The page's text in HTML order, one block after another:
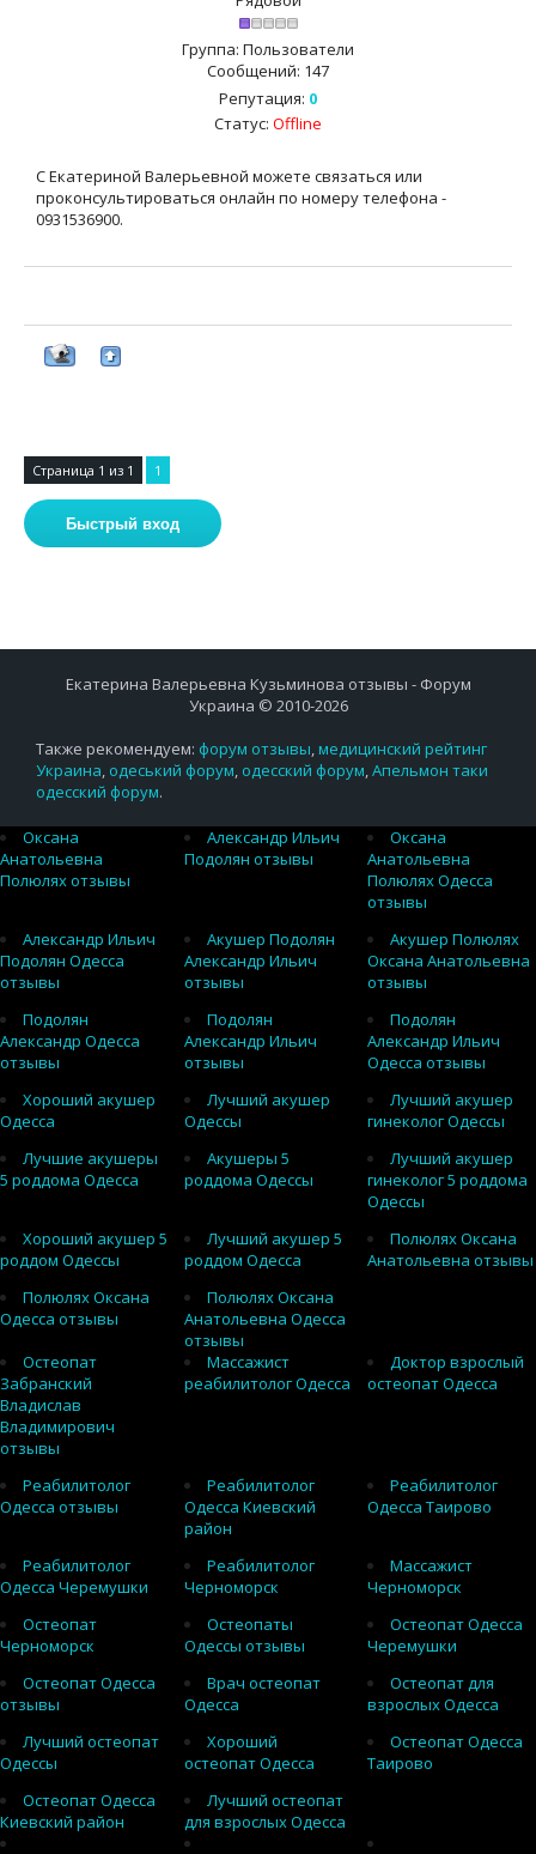
Группа: Пользователи
Сообщений: 147
Репутация: 0
Статус: Offline
С Екатериной Валерьевной можете связаться или
проконсультироваться онлайн по номеру телефона -
0931536900.
Страница 1 из 1 1
Екатерина Валерьевна Кузьминова отзывы - Форум
Украина © 2010-2026
Также рекомендуем: форум отзывы,медицинский рейтинг
Украина, одеський форум, одесский форум,Апельмон таки
одесский форум.
Оксана
Анатольевна
Полюлях отзывы
Александр Ильич
Подолян отзывы
Оксана
Анатольевна
Полюлях Одесса
отзывы
Александр Ильич
Подолян Одесса
отзывы
Акушер Подолян
Александр Ильич
отзывы
Акушер Полюлях
Оксана Анатольевна
отзывы
Подолян
Александр Одесса
отзывы
Подолян
Александр Ильич
отзывы
Подолян
Александр Ильич
Одесса отзывы
Хороший акушер
Одесса
Лучший акушер
Одессы
Лучший акушер
гинеколог Одессы
Лучшие акушеры
5 роддома Одесса
Акушеры 5
роддома Одессы
Лучший акушер
гинеколог 5 роддома
Одессы
Хороший акушер 5
роддом Одессы
Лучший акушер 5
роддом Одесса
Полюлях Оксана
Анатольевна отзывы
Полюлях Оксана
Одесса отзывы
Полюлях Оксана
Анатольевна Одесса
отзывы
Остеопат
Забранский
Владислав
Владимирович
отзывы
Массажист
реабилитолог Одесса
Доктор взрослый
остеопат Одесса
Реабилитолог
Одесса отзывы
Реабилитолог
Одесса Киевский
район
Реабилитолог
Одесса Таирово
Реабилитолог
Одесса Черемушки
Реабилитолог
Черноморск
Массажист
Черноморск
Остеопат
Черноморск
Остеопаты
Одессы отзывы
Остеопат Одесса
Черемушки
Остеопат Одесса
отзывы
Врач остеопат
Одесса
Остеопат для
взрослых Одесса
Лучший остеопат
Одессы
Хороший
остеопат Одесса
Остеопат Одесса
Таирово
Остеопат Одесса
Киевский район
Лучший остеопат
для взрослых Одесса